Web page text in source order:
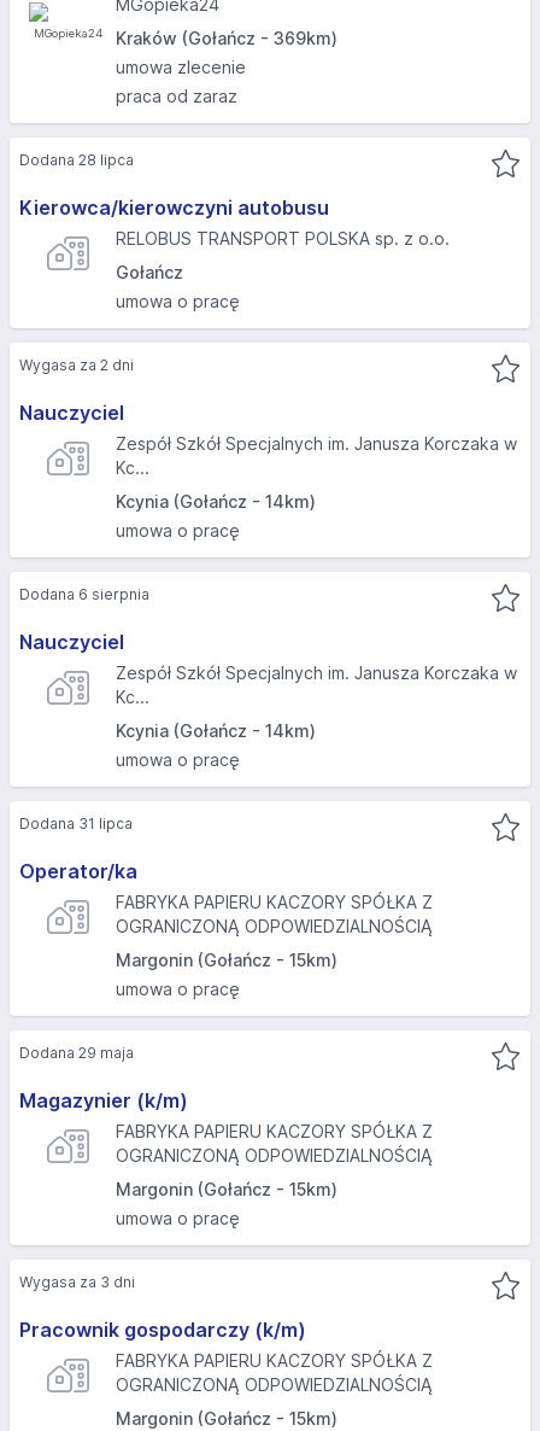
MGopieka24
Kraków (Gołańcz - 369km)
umowa zlecenie
praca od zaraz
Kierowca/kierowczyni autobusu
RELOBUS TRANSPORT POLSKA sp. z o.o.
Gołańcz
umowa o pracę
Dodana 28 lipca
Nauczyciel
Zespół Szkół Specjalnych im. Janusza Korczaka w
Kc...
Kcynia (Gołańcz - 14km)
umowa o pracę
Wygasa za 2 dni
Nauczyciel
Zespół Szkół Specjalnych im. Janusza Korczaka w
Kc...
Kcynia (Gołańcz - 14km)
umowa o pracę
Dodana 6 sierpnia
Operator/ka
FABRYKA PAPIERU KACZORY SPÓŁKA Z
OGRANICZONĄ ODPOWIEDZIALNOŚCIĄ
Margonin (Gołańcz - 15km)
umowa o pracę
Dodana 31 lipca
Magazynier (k/m)
FABRYKA PAPIERU KACZORY SPÓŁKA Z
OGRANICZONĄ ODPOWIEDZIALNOŚCIĄ
Margonin (Gołańcz - 15km)
umowa o pracę
Dodana 29 maja
Pracownik gospodarczy (k/m)
FABRYKA PAPIERU KACZORY SPÓŁKA Z
OGRANICZONĄ ODPOWIEDZIALNOŚCIĄ
Margonin (Gołańcz - 15km)
Wygasa za 3 dni